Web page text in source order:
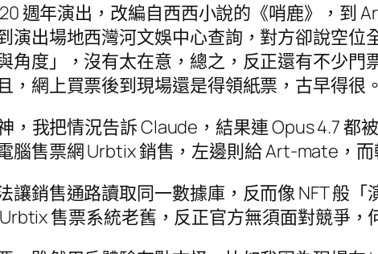
週年演出，改編自西西小說的《哨鹿》，到
演出場地西灣河文娛中心查詢，對方卻說空
角度」，沒有太在意，總之，反正還有不少
，網上買票後到現場還是得領紙票，古早得很。
，我把情況告訴 Claude，結果連 Opus 4.7
腦售票網 Urbtix 銷售，左邊則給 Art-mate，
讓銷售通路讀取同一數據庫，反而像 NFT 般
售票系統老舊，反正官方無須面對競爭，